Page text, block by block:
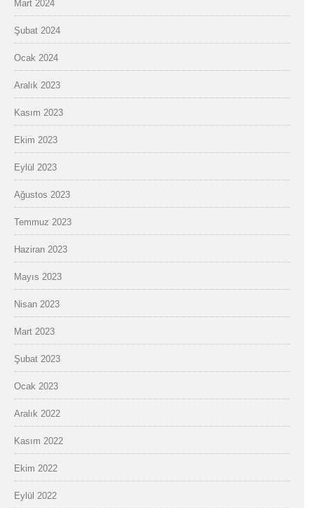
Mart 2024
Şubat 2024
Ocak 2024
Aralık 2023
Kasım 2023
Ekim 2023
Eylül 2023
Ağustos 2023
Temmuz 2023
Haziran 2023
Mayıs 2023
Nisan 2023
Mart 2023
Şubat 2023
Ocak 2023
Aralık 2022
Kasım 2022
Ekim 2022
Eylül 2022